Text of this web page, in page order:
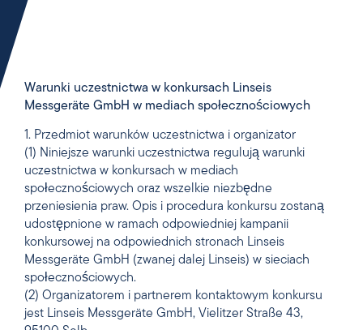
Warunki uczestnictwa w konkursach Linseis
Messgeräte GmbH w mediach społecznościowych
1. Przedmiot warunków uczestnictwa i organizator
(1) Niniejsze warunki uczestnictwa regulują warunki
uczestnictwa w konkursach w mediach
społecznościowych oraz wszelkie niezbędne
przeniesienia praw. Opis i procedura konkursu zostaną
udostępnione w ramach odpowiedniej kampanii
konkursowej na odpowiednich stronach Linseis
Messgeräte GmbH (zwanej dalej Linseis) w sieciach
społecznościowych.
(2) Organizatorem i partnerem kontaktowym konkursu
jest Linseis Messgeräte GmbH, Vielitzer Straße 43,